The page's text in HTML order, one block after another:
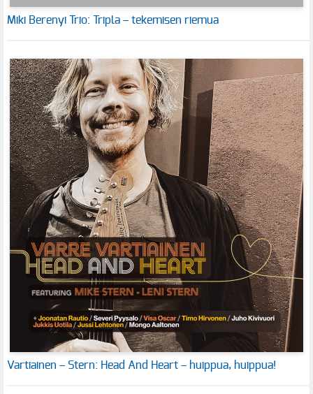
Miki Berenyi Trio: Tripla – tekemisen riemua
Vartiainen – Stern: Head And Heart – huippua, huippua!